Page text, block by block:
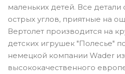
маленьких детей. Все детали
острых углов, приятные на
Вертолет производится на
детских игрушек "Полесье"
немецкой компании Wader из
высококачественного